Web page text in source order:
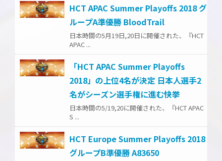
HCT APAC Summer Playoffs 2018 グ
ループA準優勝 BloodTrail
日本時間の5月19日,20日に開催された、『HCT
APAC ...
「HCT APAC Summer Playoffs
2018」の上位4名が決定 日本人選手2
名がシーズン選手権に進む快挙
日本時間の5/19,20に開催された、『HCT APAC
S ...
HCT Europe Summer Playoffs 2018
グループB準優勝 A83650